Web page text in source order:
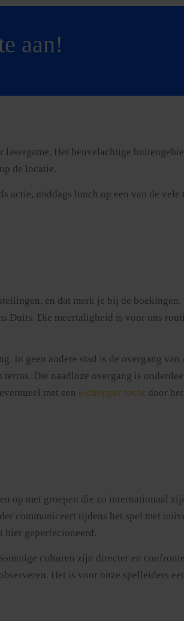
aan!
Het heuvelachtige
de locatie.
middags lunch op een van de vele
en dat merk je bij de
Duits. Die meertaligheid is voor ons
In geen andere stad is de overgang
Die naadloze overgang is
met een e-chopper tocht door
op met groepen die zo internationaal
communiceert tijdens het spel met
hier geperfecioneerd.
culturen zijn directer en
Het is voor onze spelleiders